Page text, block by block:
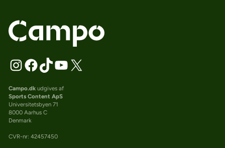
Campo.dkudgives af
Sports Content ApS
Universitetsbyen 71
8000 Aarhus C
Denmark
CVR-nr: 42457450